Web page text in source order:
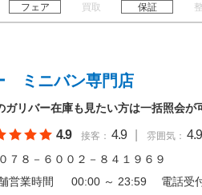
フェア 買取 保証
ミニバン専門店
リバー在庫も見たい方は一括照会が
4.9 接客： 4.9 雰囲気： 4.9
７８－６００２－８４１９６９
営業時間 00:00 ～ 23:59 電話受